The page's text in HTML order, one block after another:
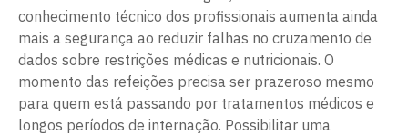
conhecimento técnico dos profissionais aumenta ainda
mais a segurança ao reduzir falhas no cruzamento de
dados sobre restrições médicas e nutricionais. O
momento das refeições precisa ser prazeroso mesmo
para quem está passando por tratamentos médicos e
longos períodos de internação. Possibilitar uma